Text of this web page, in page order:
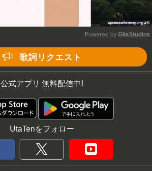
Powered by GliaStudios
歌詞リクエスト
公式アプリ 無料配信中!
UtaTenをフォロー